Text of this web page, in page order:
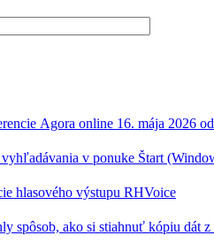
Agora online 16. mája 2026
v ponuke Štart
hlasového výstupu RHVoice
spôsob, ako si stiahnuť kópiu dát